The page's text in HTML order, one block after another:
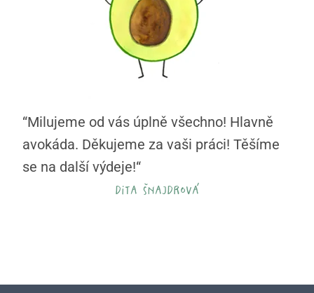
“Milujeme od vás úplně všechno! Hlavně
avokáda. Děkujeme za vaši práci! Těšíme
se na další výdeje!“
dita šnajdrová